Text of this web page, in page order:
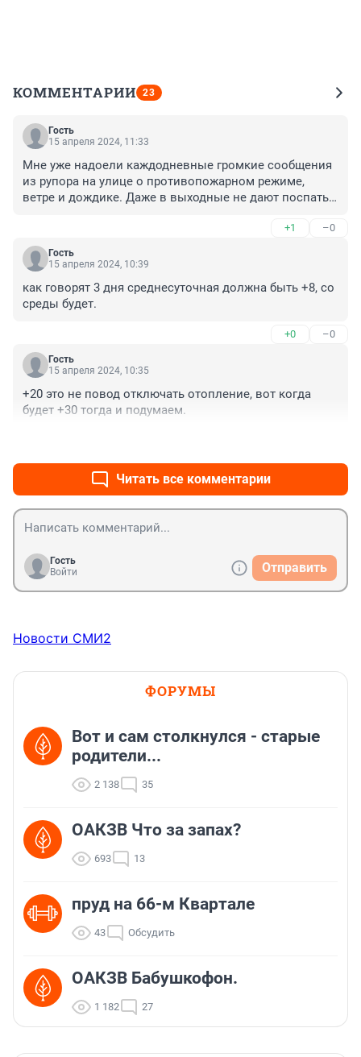
КОММЕНТАРИИ 23
Гость
15 апреля 2024, 11:33
Мне уже надоели каждодневные громкие сообщения
из рупора на улице о противопожарном режиме,
ветре и дождике. Даже в выходные не дают поспать.
+1 –0
Гость
15 апреля 2024, 10:39
как говорят 3 дня среднесуточная должна быть +8, со
среды будет.
+0 –0
Гость
15 апреля 2024, 10:35
+20 это не повод отключать отопление, вот когда
будет +30 тогда и подумаем.
Читать все комментарии
Гость
Войти
Отправить
Новости СМИ2
ФОРУМЫ
Вот и сам столкнулся - старые
родители...
2 138 35
ОАКЗВ Что за запах?
693 13
пруд на 66-м Квартале
43 Обсудить
ОАКЗВ Бабушкофон.
1 182 27